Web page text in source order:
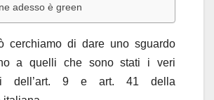
adesso è green
cerchiamo di dare uno sguardo
a quelli che sono stati i veri
dell’art. 9 e art. 41 della